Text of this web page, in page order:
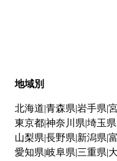
地域別
北海道 青森県 岩手県
東京都神奈川県 埼玉県
山梨県 長野県 新潟県
愛知県 岐阜県 三重県